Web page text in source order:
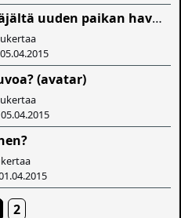
Uudelta käyttäjältä uuden paikan havaintoja:: osa yksi
(avatar)
2